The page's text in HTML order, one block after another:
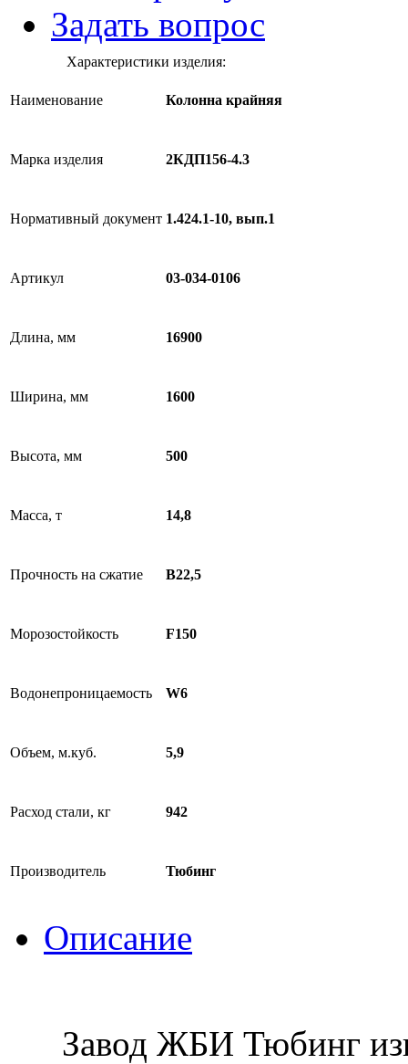
Задать вопрос
Характеристики изделия:
Наименование Колонна крайняя
Марка изделия 2КДП156-4.3
Нормативный документ 1.424.1-10, вып.1
Артикул 03-034-0106
Длина, мм 16900
Ширина, мм 1600
Высота, мм 500
Масса, т 14,8
Прочность на сжатие B22,5
Морозостойкость F150
Водонепроницаемость W6
Объем, м.куб. 5,9
Расход стали, кг 942
Производитель Тюбинг
Описание
Завод ЖБИ Тюбинг